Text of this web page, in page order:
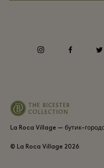
La Roca Village — бутик-
© La Roca Village 2026
instagramfacebook